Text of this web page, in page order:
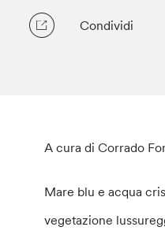
Condividi
A cura di Corrado
Mare blu e acqua
vegetazione